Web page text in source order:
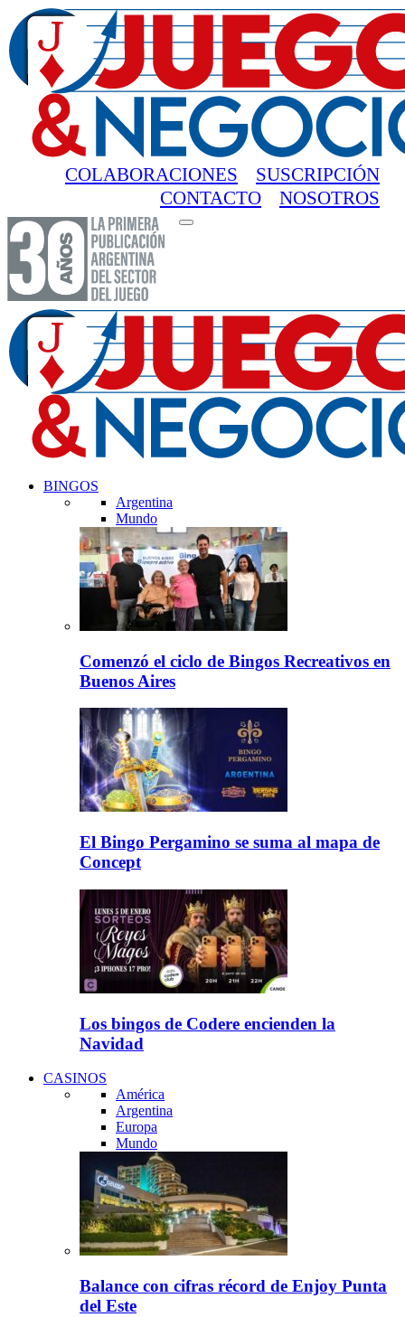
SUSCRIPCIÓN
COLABORACIONES
NOSOTROS
CONTACTO
BINGOS
Argentina
Mundo
Comenzó el ciclo de Bingos Recreativos en
Buenos Aires
El Bingo Pergamino se suma al mapa de
Concept
Los bingos de Codere encienden la
Navidad
CASINOS
América
Argentina
Europa
Mundo
Balance con cifras récord de Enjoy Punta
del Este